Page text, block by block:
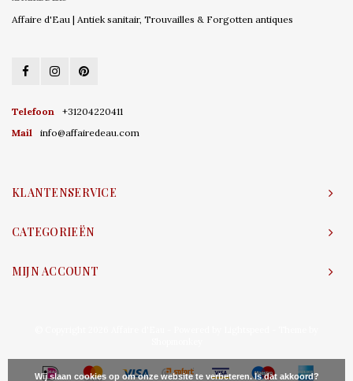
Affaire d'Eau | Antiek sanitair, Trouvailles & Forgotten antiques
Telefoon
+31204220411
Mail
info@affairedeau.com
KLANTENSERVICE
CATEGORIEËN
MIJN ACCOUNT
Wij slaan cookies op om onze website te verbeteren. Is dat akkoord?